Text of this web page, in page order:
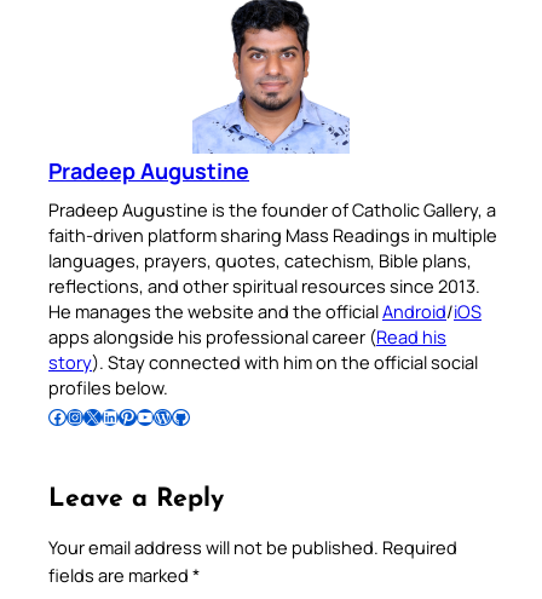
Pradeep Augustine
Pradeep Augustine is the founder of Catholic Gallery, a
faith-driven platform sharing Mass Readings in multiple
languages, prayers, quotes, catechism, Bible plans,
reflections, and other spiritual resources since 2013.
He manages the website and the officialAndroid/iOS
apps alongside his professional career (Read his
story). Stay connected with him on the official social
profiles below.
Follow Pradeep on Facebook Follow Pradeep on InstagramFollow Pradeep on X Follow Pradeep on LinkedIn Follow Pradeep on Pinterest Subscribe to Pradeep’s Youtube Channel Follow Pradeep on WordPress Follow Pradeep on GitHub
Leave a Reply
Your email address will not be published. Required
fields are marked *